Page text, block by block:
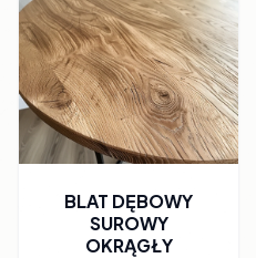
BLAT DĘBOWY
SUROWY
OKRĄGŁY